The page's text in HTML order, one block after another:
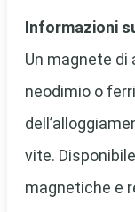
Informazioni
Un magnete
neodimio o
vite.
magnetiche e